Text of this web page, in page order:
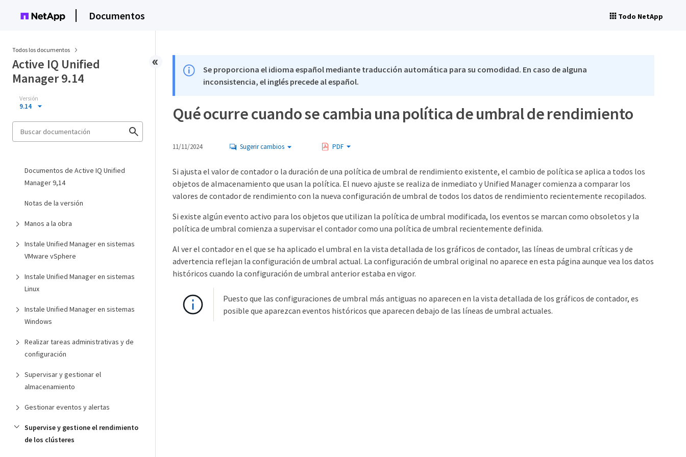
Documentos Todo NetApp
Todos los documentos
Active IQ Unified
Manager 9.14
Versión
9.14
Documentos de Active IQ Unified
Manager 9,14
Notas de la versión
Manos a la obra
Instale Unified Manager en sistemas
VMware vSphere
Instale Unified Manager en sistemas
Linux
Instale Unified Manager en sistemas
Windows
Realizar tareas administrativas y de
configuración
Supervisar y gestionar el
almacenamiento
Gestionar eventos y alertas
Supervise y gestione el rendimiento
de los clústeres
Se proporciona el idioma español mediante traducción automática para su comodidad. En caso de alguna
inconsistencia, el inglés precede al español.
Qué ocurre cuando se cambia una política de umbral de rendimiento
11/11/2024 Sugerir cambios PDF
Si ajusta el valor de contador o la duración de una política de umbral de rendimiento existente, el cambio de política se aplica a todos los
objetos de almacenamiento que usan la política. El nuevo ajuste se realiza de inmediato y Unified Manager comienza a comparar los
valores de contador de rendimiento con la nueva configuración de umbral de todos los datos de rendimiento recientemente recopilados.
Si existe algún evento activo para los objetos que utilizan la política de umbral modificada, los eventos se marcan como obsoletos y la
política de umbral comienza a supervisar el contador como una política de umbral recientemente definida.
Al ver el contador en el que se ha aplicado el umbral en la vista detallada de los gráficos de contador, las líneas de umbral críticas y de
advertencia reflejan la configuración de umbral actual. La configuración de umbral original no aparece en esta página aunque vea los datos
históricos cuando la configuración de umbral anterior estaba en vigor.
Puesto que las configuraciones de umbral más antiguas no aparecen en la vista detallada de los gráficos de contador, es
posible que aparezcan eventos históricos que aparecen debajo de las líneas de umbral actuales.